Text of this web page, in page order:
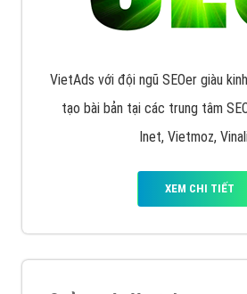
VietAds với đội ngũ SEOer giàu
tạo bài bản tại các trung tâm
Inet, Vietmoz,
XEM CHI TIẾT